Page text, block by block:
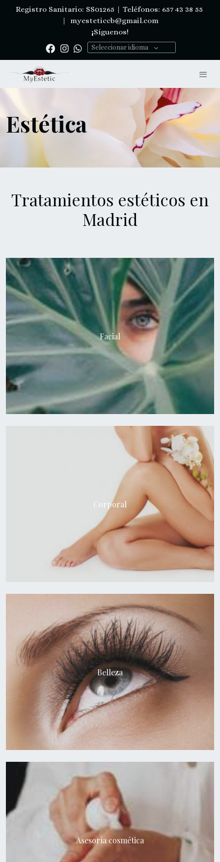
Registro Sanitario: SS01265 | Teléfonos: 657 43 38 55
|
myesteticcb@gmail.com
¡Síguenos!
Seleccionar idioma
Estética
Tratamientos estéticos en
Madrid
Facial
Corporal
Belleza
Asesoría cosmética